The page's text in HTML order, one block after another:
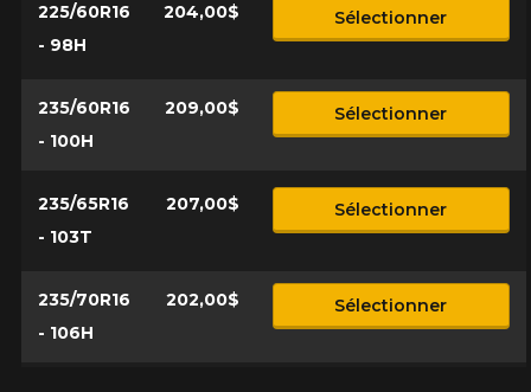
225/60R16
- 98H
204,00$ Sélectionner
235/60R16
- 100H
209,00$ Sélectionner
235/65R16
- 103T
207,00$ Sélectionner
235/70R16
- 106H
202,00$ Sélectionner